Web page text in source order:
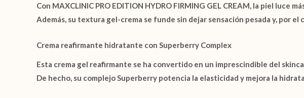
Con MAXCLINIC PRO EDITION HYDRO FIRMING GEL CREAM, la piel luce
Además, su textura gel-crema se funde sin dejar sensación pesada y, por
Crema reafirmante hidratante con Superberry Complex
Esta crema gel reafirmante se ha convertido en un imprescindible del
De hecho, su complejo Superberry potencia la elasticidad y mejora la